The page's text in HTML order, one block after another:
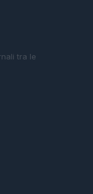
tra le